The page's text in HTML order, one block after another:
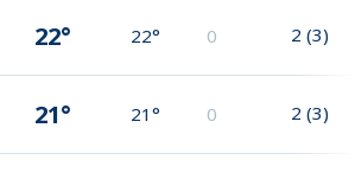
22° 22° 0 2 (3)
21° 21° 0 2 (3)